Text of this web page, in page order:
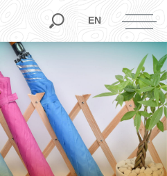
EN
SỰ KIỆN